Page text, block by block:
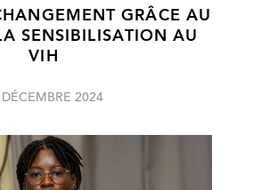
GRÂCE AU
SENSIBILISATION AU
VIH
2024